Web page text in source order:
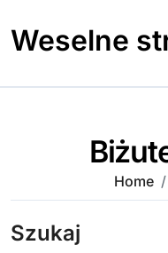
to
content
Weselne
Home
Szukaj